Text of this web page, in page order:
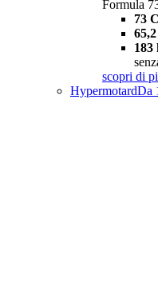
Formula
73
183
scopri di
HypermotardDa